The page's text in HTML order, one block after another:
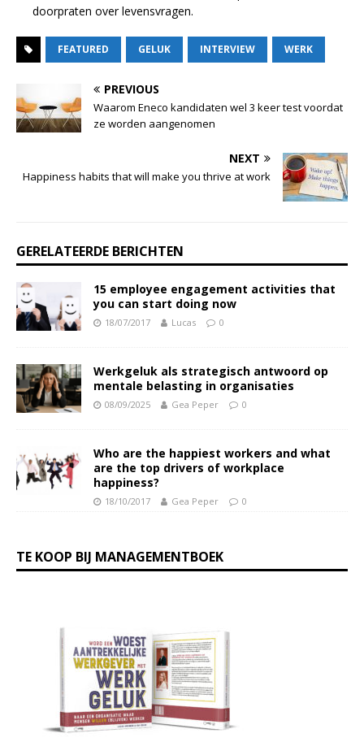
doorpraten over levensvragen.
FEATURED GELUK INTERVIEW WERK
PREVIOUS
Waarom Eneco kandidaten wel 3 keer test voordat
ze worden aangenomen
NEXT
Happiness habits that will make you thrive at work
GERELATEERDE BERICHTEN
15 employee engagement activities that
you can start doing now
18/07/2017 Lucas 0
Werkgeluk als strategisch antwoord op
mentale belasting in organisaties
08/09/2025 Gea Peper 0
Who are the happiest workers and what
are the top drivers of workplace
happiness?
18/10/2017 Gea Peper 0
TE KOOP BIJ MANAGEMENTBOEK